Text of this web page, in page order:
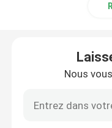
Impression de
Nous